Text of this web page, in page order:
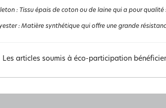
: Tissu épais de coton ou de laine qui a pour qualité
: Matière synthétique qui offre une grande
Les articles soumis à éco-participation